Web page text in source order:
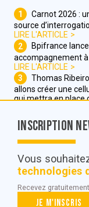
1
Carnot 2026 :
source
LIRE L'ARTICLE
2
Bpifrance
accompagnement
LIRE L'ARTICLE
3
Thomas
allons créer une
qui mettra en place
©
Inscription
Vous
technologies
Recevez
Je m'inscris